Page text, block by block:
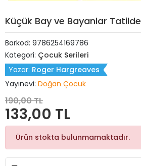
Küçük Bay ve Bayanlar Tatilde
Barkod: 9786254169786
Kategori: Çocuk Serileri
Yazar: Roger Hargreaves
Yayınevi: Doğan Çocuk
190,00 TL
133,00 TL
Ürün stokta bulunmamaktadır.